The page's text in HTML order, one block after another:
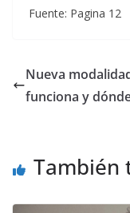
Fuente: Pagina 12
Nueva
funciona y
También